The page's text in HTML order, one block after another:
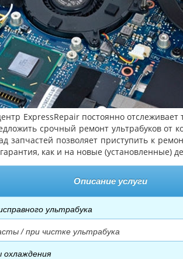
ExpressRepair постоянно
срочный ремонт ультрабуков от
запчастей позволяет приступить к
как и на новые (установленные)
Описание услуги
ультрабука
/ при чистке ультрабука